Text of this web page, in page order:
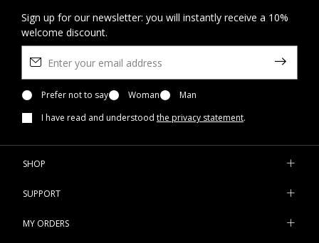
Sign up for our newsletter: you will instantly receive a 10%
welcome discount.
Prefer not to say Woman
Man
I have read and understood the privacy statement.
SHOP
SUPPORT
MY ORDERS